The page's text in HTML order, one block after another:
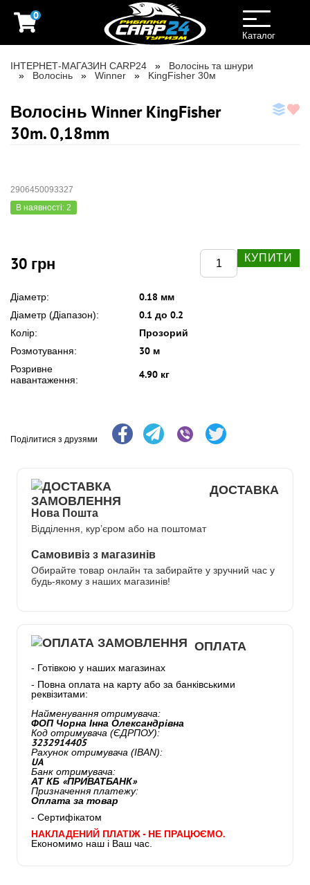
0
Toggle
navigation
Каталог
ІНТЕРНЕТ-МАГАЗИН CARP24
Волосінь та шнури
Волосінь
Winner KingFisher 30м
Волосінь Winner KingFisher
30m. 0,18mm
2906450093327
В наявності: 2
30 грн КУПИТИ
Діаметр: 0.18 мм
Діаметр (Діапазон): 0.1 до 0.2
Колір: Прозорий
Розмотування: 30 м
Розривне
навантаження:
4.90 кг
Поділитися з друзями
ДОСТАВКА
Нова Пошта
Відділення, кур’єром або на поштомат
Самовивіз з магазинів
Обирайте товар онлайн та забирайте у зручний час у
будь-якому з наших магазинів!
ОПЛАТА
- Готівкою у наших магазинах
- Повна оплата на карту або за банківськими
реквізитами:
Найменування отримувача:
ФОП Чорна Інна Олександрівна
Код отримувача (ЄДРПОУ):
3232914405
Рахунок отримувача (IBAN):
UA
Банк отримувача:
АТ КБ «ПРИВАТБАНК»
Призначення платежу:
Оплата за товар
- Сертифікатом
НАКЛАДЕНИЙ ПЛАТІЖ - НЕ ПРАЦЮЄМО.
Економимо наш і Ваш час.